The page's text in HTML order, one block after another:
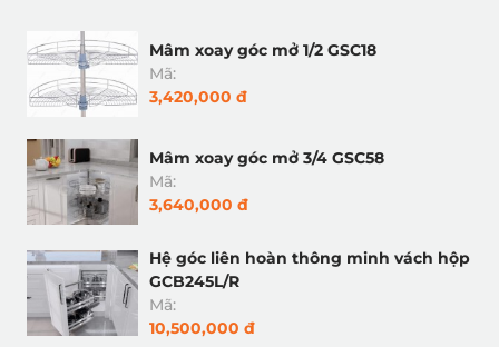
Mâm xoay góc mở 1/2 GSC18
Mã:
3,420,000 đ
Mâm xoay góc mở 3/4 GSC58
Mã:
3,640,000 đ
Hệ góc liên hoàn thông minh vách hộp
GCB245L/R
Mã:
10,500,000 đ